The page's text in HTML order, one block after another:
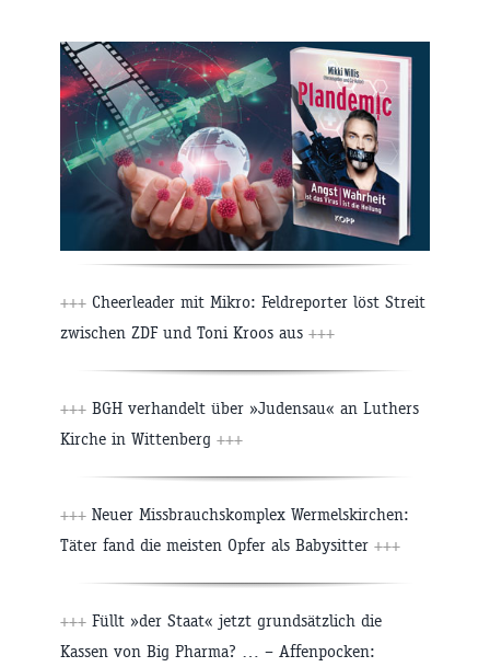
+++ Cheerleader mit Mikro: Feldreporter löst Streit
zwischen ZDF und Toni Kroos aus +++
+++ BGH verhandelt über »Judensau« an Luthers
Kirche in Wittenberg +++
+++ Neuer Missbrauchskomplex Wermelskirchen:
Täter fand die meisten Opfer als Babysitter +++
+++ Füllt »der Staat« jetzt grundsätzlich die
Kassen von Big Pharma? … – Affenpocken: